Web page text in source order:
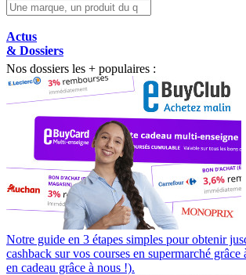
Actus
& Dossiers
Nos dossiers les + populaires :
Notre guide en 3 étapes simples pour obtenir
cashback sur vos courses en supermarché
en cadeau grâce à nous !).